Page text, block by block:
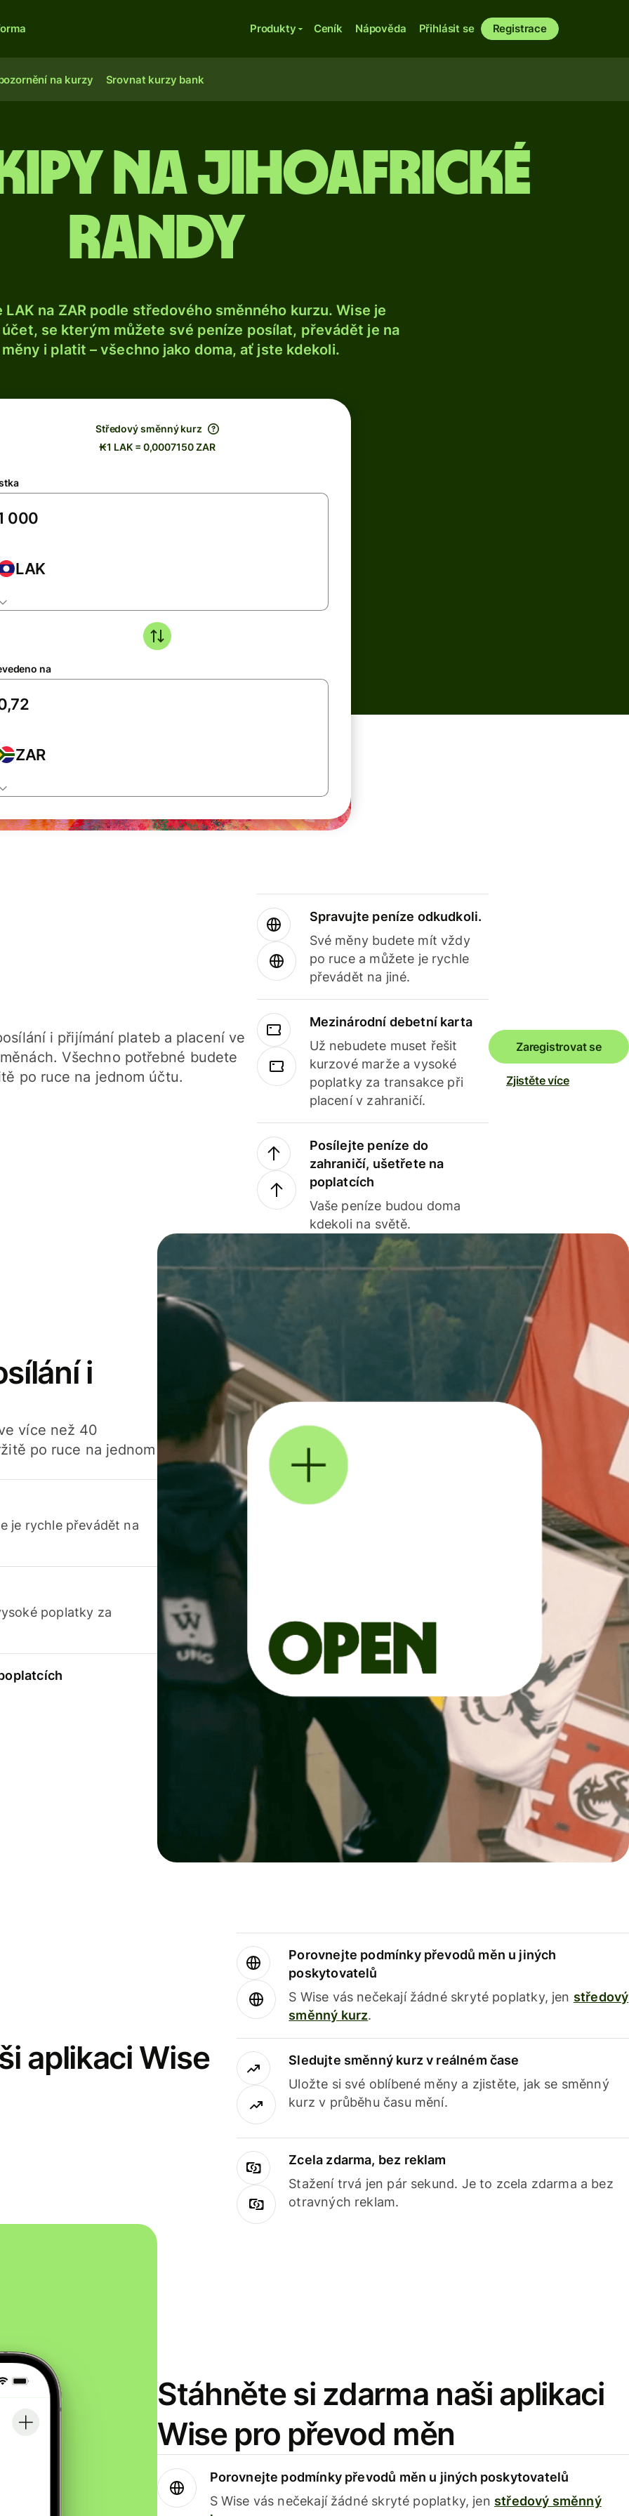
Produkty Ceník Nápověda Přihlásit se Registrace
na kurzy Srovnat kurzy bank
na jihoafrické
randy
LAK na ZAR podle středového směnného kurzu. Wise je
se kterým můžete své peníze posílat, převádět je na
i platit – všechno jako doma, ať jste kdekoli.
Středový směnný kurz
₭1 LAK = 0,0007150 ZAR
LAK
na
ZAR
i přijímání plateb a placení ve
Všechno potřebné budete
po ruce na jednom účtu.
Spravujte peníze odkudkoli.
Své měny budete mít vždy
po ruce a můžete je rychle
převádět na jiné.
Mezinárodní debetní karta
Už nebudete muset řešit
kurzové marže a vysoké
poplatky za transakce při
placení v zahraničí.
Posílejte peníze do
zahraničí, ušetřete na
poplatcích
Vaše peníze budou doma
kdekoli na světě.
Zaregistrovat se
Zjistěte více
i
více než 40
po ruce na jednom
je rychle převádět na
poplatky za
aplikaci Wise
Porovnejte podmínky převodů měn u jiných
poskytovatelů
S Wise vás nečekají žádné skryté poplatky, jen středový
směnný kurz.
Sledujte směnný kurz v reálném čase
Uložte si své oblíbené měny a zjistěte, jak se směnný
kurz v průběhu času mění.
Zcela zdarma, bez reklam
Stažení trvá jen pár sekund. Je to zcela zdarma a bez
otravných reklam.
Stáhněte si zdarma naši aplikaci
Wise pro převod měn
Porovnejte podmínky převodů měn u jiných poskytovatelů
S Wise vás nečekají žádné skryté poplatky, jen středový směnný